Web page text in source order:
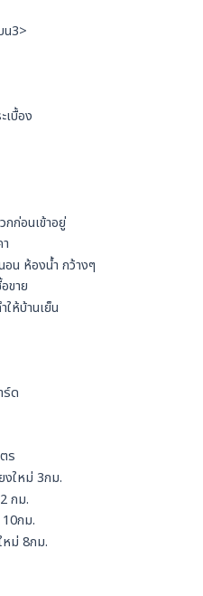
น3>
บื้อง
ก่อนเข้าอยู่
น ห้องน้ำ กว้างๆ
ขาย
ให้บ้านเย็น
ด
ร
งใหม่ 3กม.
กม.
10กม.
หม่ 8กม.